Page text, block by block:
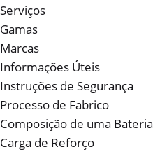
Serviços
Gamas
Marcas
Informações Úteis
Instruções de Segurança
Processo de Fabrico
Composição de uma Bateria
Carga de Reforço